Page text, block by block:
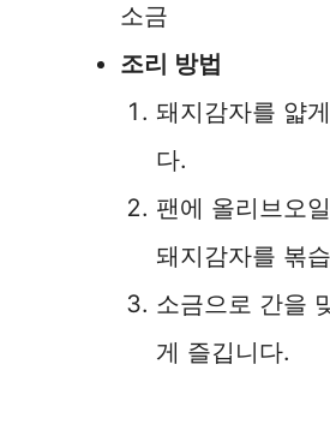
소금
조리 방법
돼지감자를 얇
다.
팬에 올리브오
돼지감자를 볶
소금으로 간을
게 즐깁니다.